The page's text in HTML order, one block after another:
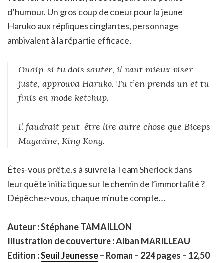
d’humour. Un gros coup de coeur pour la jeune
Haruko aux répliques cinglantes, personnage
ambivalent à la répartie efficace.
Ouaip, si tu dois sauter, il vaut mieux viser
juste, approuva Haruko. Tu t’en prends un et tu
finis en mode ketchup.
Il faudrait peut-être lire autre chose que Biceps
Magazine, King Kong.
Êtes-vous prêt.e.s à suivre la Team Sherlock dans
leur quête initiatique sur le chemin de l’immortalité ?
Dépêchez-vous, chaque minute compte…
Auteur : Stéphane TAMAILLON
Illustration de couverture : Alban MARILLEAU
Edition :Seuil Jeunesse– Roman – 224 pages – 12,50